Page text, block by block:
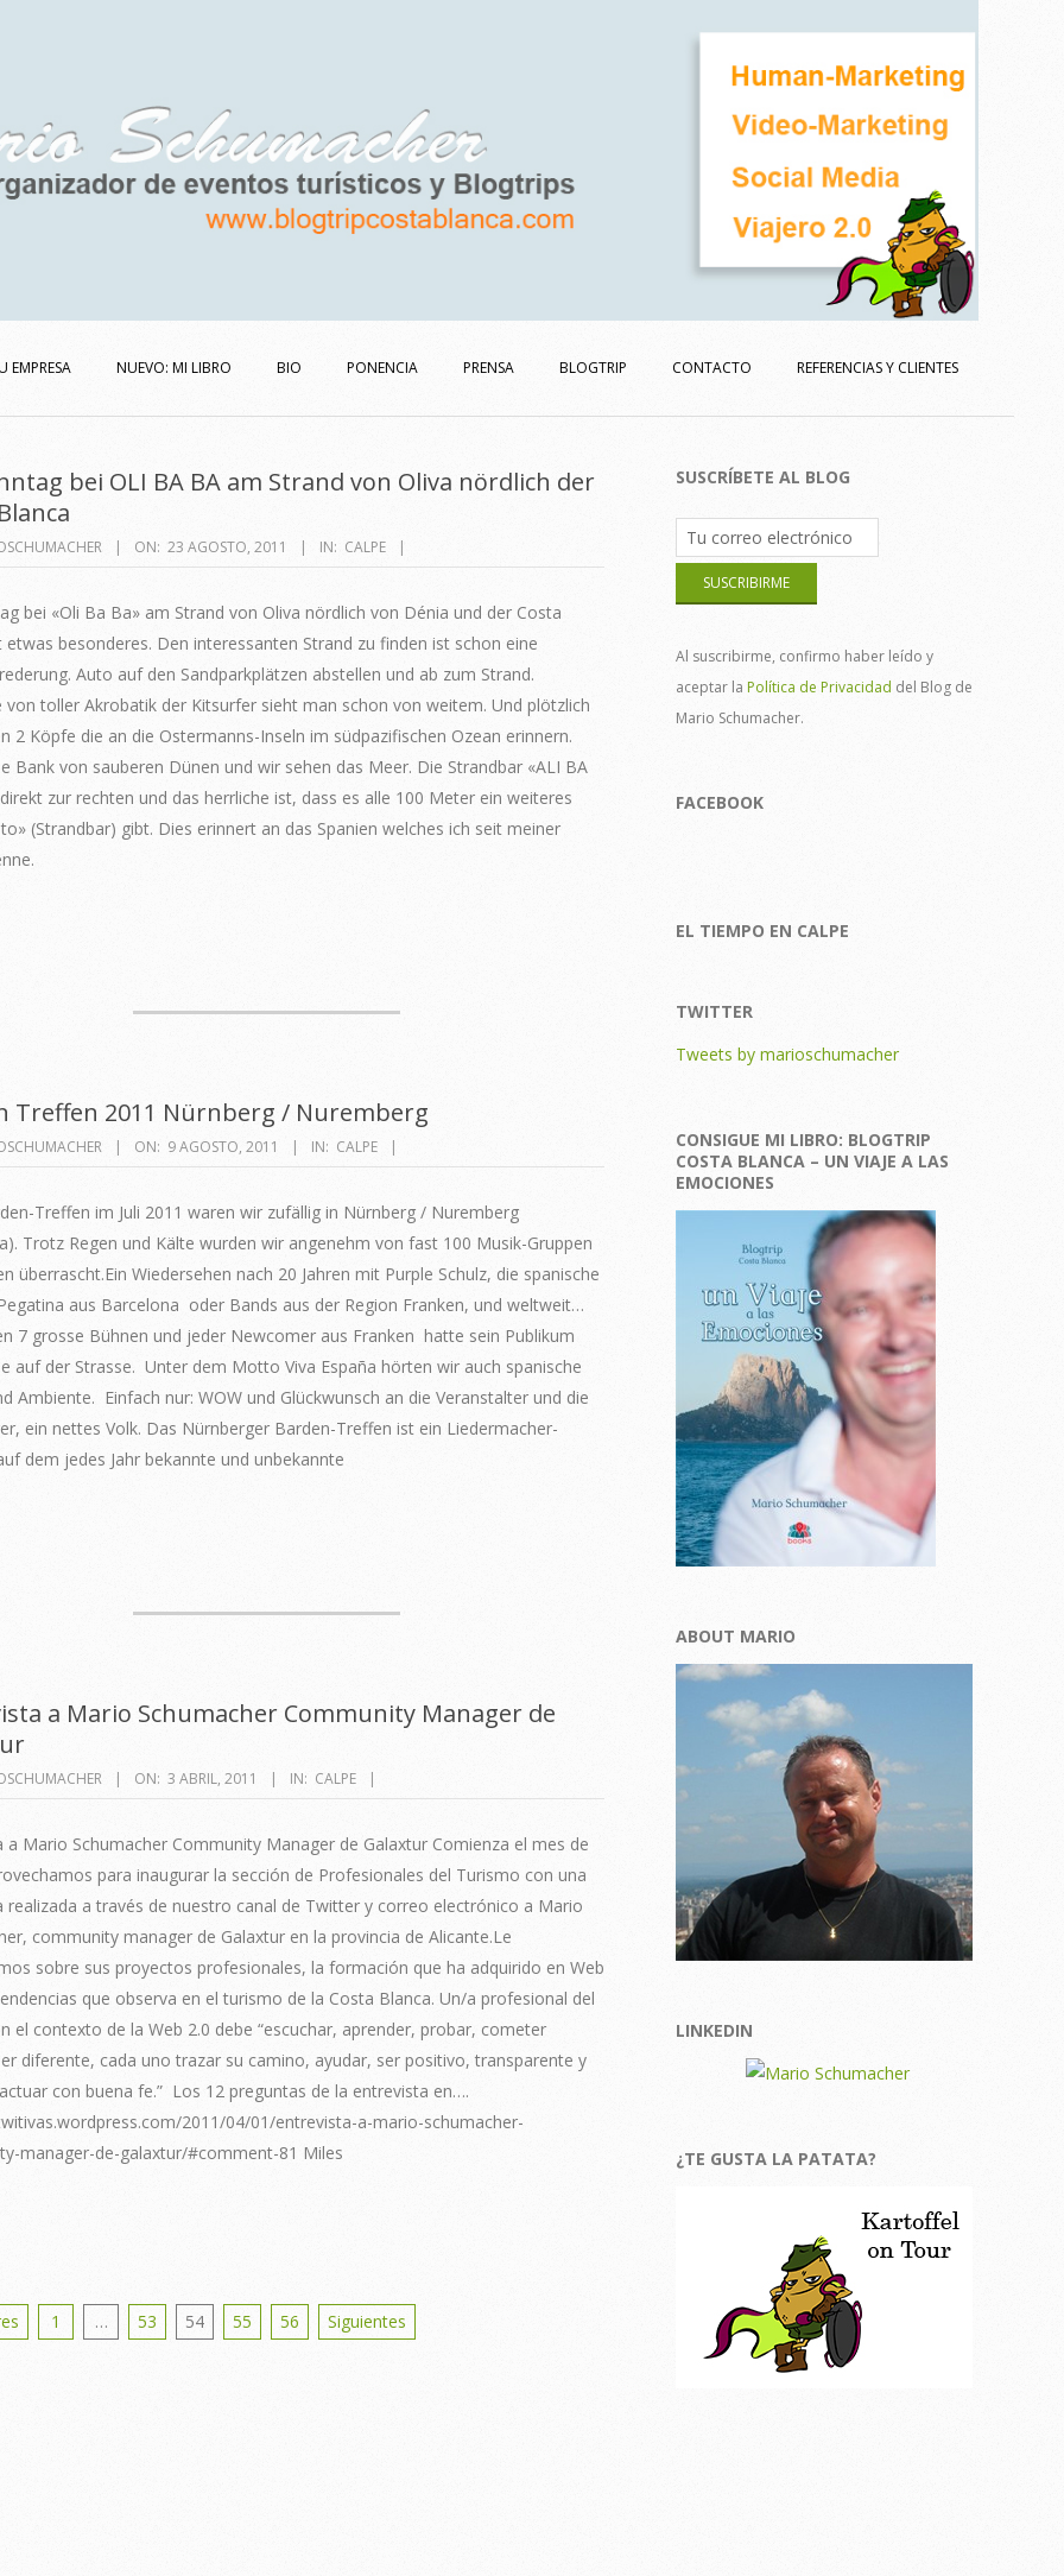
EMPRESA NUEVO: MI LIBRO BIO PONENCIA PRENSA BLOGTRIP CONTACTO REFERENCIAS Y CLIENTES
bei OLI BA BA am Strand von Oliva nördlich der
ON: 23 AGOSTO, 2011 IN: CALPE
bei «Oli Ba Ba» am Strand von Oliva nördlich von Dénia und der Costa
etwas besonderes. Den interessanten Strand zu finden ist schon eine
Auto auf den Sandparkplätzen abstellen und ab zum Strand.
von toller Akrobatik der Kitsurfer sieht man schon von weitem. Und plötzlich
2 Köpfe die an die Ostermanns-Inseln im südpazifischen Ozean erinnern.
Bank von sauberen Dünen und wir sehen das Meer. Die Strandbar «ALI BA
zur rechten und das herrliche ist, dass es alle 100 Meter ein weiteres
(Strandbar) gibt. Dies erinnert an das Spanien welches ich seit meiner
Treffen 2011 Nürnberg / Nuremberg
ON: 9 AGOSTO, 2011 IN: CALPE
Treffen im Juli 2011 waren wir zufällig in Nürnberg / Nuremberg
Trotz Regen und Kälte wurden wir angenehm von fast 100 Musik-Gruppen
überrascht.Ein Wiedersehen nach 20 Jahren mit Purple Schulz, die spanische
aus Barcelona oder Bands aus der Region Franken, und weltweit…
7 grosse Bühnen und jeder Newcomer aus Franken hatte sein Publikum
auf der Strasse. Unter dem Motto Viva España hörten wir auch spanische
Ambiente. Einfach nur: WOW und Glückwunsch an die Veranstalter und die
ein nettes Volk. Das Nürnberger Barden-Treffen ist ein Liedermacher-
dem jedes Jahr bekannte und unbekannte
a Mario Schumacher Community Manager de
ON: 3 ABRIL, 2011 IN: CALPE
a Mario Schumacher Community Manager de Galaxtur Comienza el mes de
para inaugurar la sección de Profesionales del Turismo con una
realizada a través de nuestro canal de Twitter y correo electrónico a Mario
community manager de Galaxtur en la provincia de Alicante.Le
sobre sus proyectos profesionales, la formación que ha adquirido en Web
que observa en el turismo de la Costa Blanca. Un/a profesional del
el contexto de la Web 2.0 debe “escuchar, aprender, probar, cometer
diferente, cada uno trazar su camino, ayudar, ser positivo, transparente y
con buena fe.” Los 12 preguntas de la entrevista en….
2011/04/01/entrevista-a-mario-schumacher-
manager-de-galaxtur/#comment-81 Miles
1 … 53 54 55 56 Siguientes
SUSCRÍBETE AL BLOG
Al suscribirme, confirmo haber leído y
aceptar la Política de Privacidad del Blog de
Mario Schumacher.
FACEBOOK
EL TIEMPO EN CALPE
TWITTER
Tweets by marioschumacher
CONSIGUE MI LIBRO: BLOGTRIP
COSTA BLANCA – UN VIAJE A LAS
EMOCIONES
ABOUT MARIO
LINKEDIN
¿TE GUSTA LA PATATA?